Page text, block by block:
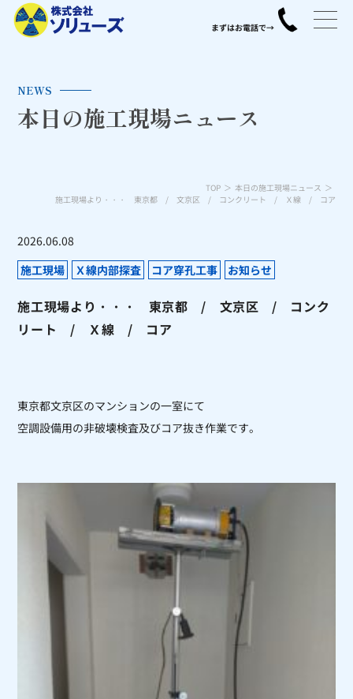
NEWS
本日の施工現場ニュース
TOP
本日の施工現場ニュース
施工現場より・・・ 東京都 / 文京区 / コンクリート / Ｘ線 / コア
2026.06.08
施工現場
Ｘ線内部探査 コア穿孔工事 お知らせ
施工現場より・・・ 東京都 / 文京区 / コンク
リート / Ｘ線 / コア
東京都文京区のマンションの一室にて
空調設備用の非破壊検査及びコア抜き作業です。